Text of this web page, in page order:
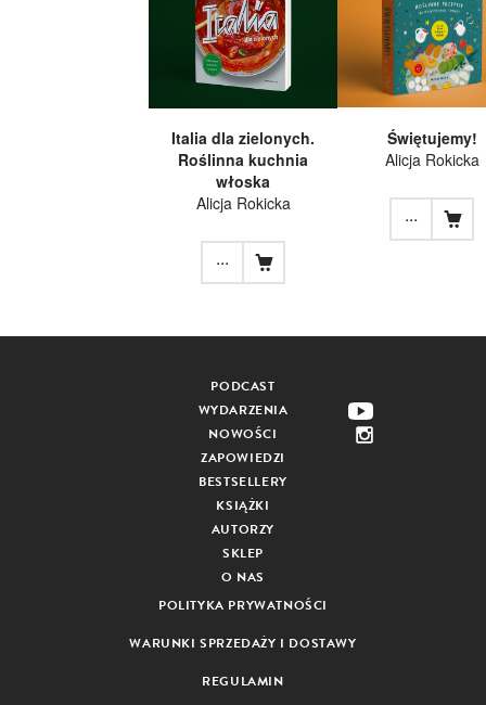
Italia dla zielonych.
Roślinna kuchnia
włoska
Alicja Rokicka
...
Świętujemy!
Alicja Rokicka
...
PODCAST
WYDARZENIA
NOWOŚCI
ZAPOWIEDZI
BESTSELLERY
KSIĄŻKI
AUTORZY
SKLEP
O NAS
POLITYKA PRYWATNOŚCI
WARUNKI SPRZEDAŻY I DOSTAWY
REGULAMIN